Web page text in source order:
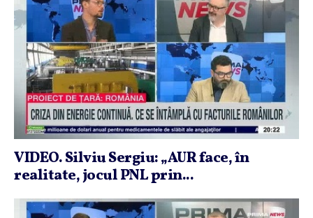
VIDEO. Silviu Sergiu: „AUR face, în
realitate, jocul PNL prin...